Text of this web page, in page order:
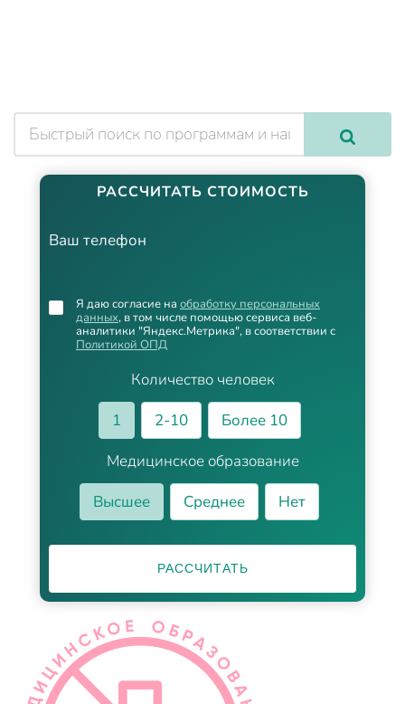
РАССЧИТАТЬ СТОИМОСТЬ
Ваш телефон
Количество человек
1
2-10
Более 10
Медицинское образование
Высшее
Среднее Нет
Я даю согласие на обработку персональных
данных, в том числе помощью сервиса веб-
аналитики "Яндекс.Метрика", в соответствии с
Политикой ОПД
РАССЧИТАТЬ